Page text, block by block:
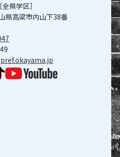
県学区］
高梁市内山下38番